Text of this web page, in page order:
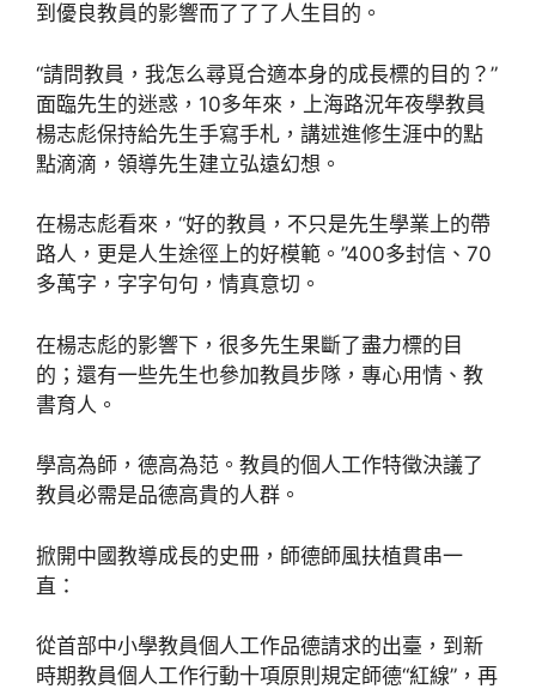
到優良教員的影響而了了了人生目的。
“請問教員，我怎么尋覓合適本身的成長標的目的？”
面臨先生的迷惑，10多年來，上海路況年夜學教員
楊志彪保持給先生手寫手札，講述進修生涯中的點
點滴滴，領導先生建立弘遠幻想。
在楊志彪看來，“好的教員，不只是先生學業上的帶
路人，更是人生途徑上的好模範。”400多封信、70
多萬字，字字句句，情真意切。
在楊志彪的影響下，很多先生果斷了盡力標的目
的；還有一些先生也參加教員步隊，專心用情、教
書育人。
學高為師，德高為范。教員的個人工作特徵決議了
教員必需是品德高貴的人群。
掀開中國教導成長的史冊，師德師風扶植貫串一
直：
從首部中小學教員個人工作品德請求的出臺，到新
時期教員個人工作行動十項原則規定師德“紅線”，再